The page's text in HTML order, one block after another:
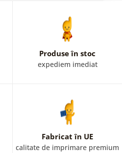
Produse în stoc
expediem imediat
Fabricat în UE
calitate de imprimare premium